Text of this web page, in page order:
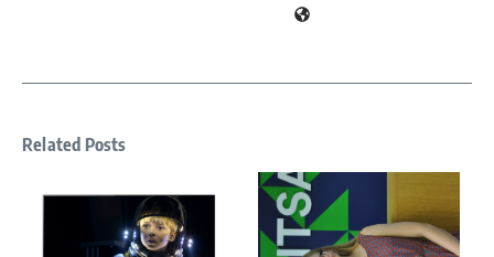
Related Posts